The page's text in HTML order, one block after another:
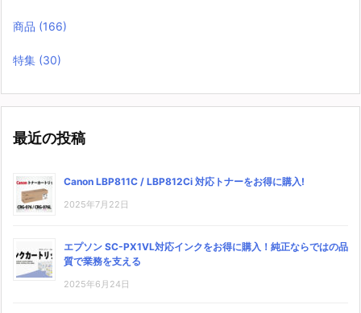
商品 (166)
特集 (30)
最近の投稿
Canon LBP811C / LBP812Ci 対応トナーをお得に購入!
2025年7月22日
エプソン SC-PX1VL対応インクをお得に購入！純正ならではの品
質で業務を支える
2025年6月24日